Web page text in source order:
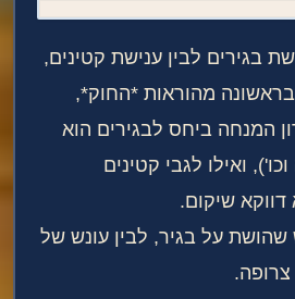
בגירים לבין ענישת קטינים,
מהוראות *החוק*,
המנחה ביחס לבגירים הוא
ואילו לגבי קטינים
דווקא שיקום.
שהושת על בגיר, לבין עונש של
צרופה.